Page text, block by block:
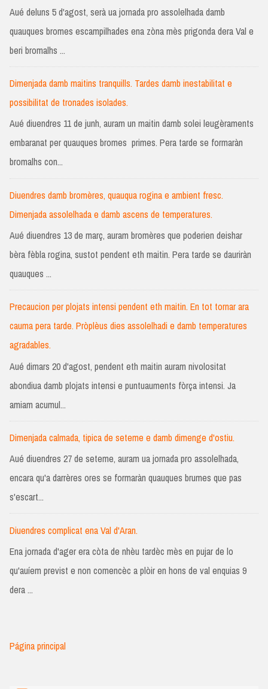
Aué deluns 5 d'agost, serà ua jornada pro assolelhada damb
quauques bromes escampilhades ena zòna mès prigonda dera Val e
beri bromalhs ...
Dimenjada damb maitins tranquills. Tardes damb inestabilitat e
possibilitat de tronades isolades.
Aué diuendres 11 de junh, auram un maitin damb solei leugèraments
embaranat per quauques bromes primes. Pera tarde se formaràn
bromalhs con...
Diuendres damb bromères, quauqua rogina e ambient fresc.
Dimenjada assolelhada e damb ascens de temperatures.
Aué diuendres 13 de març, auram bromères que poderien deishar
bèra fèbla rogina, sustot pendent eth maitin. Pera tarde se dauriràn
quauques ...
Precaucion per plojats intensi pendent eth maitin. En tot tornar ara
cauma pera tarde. Pròplèus dies assolelhadi e damb temperatures
agradables.
Aué dimars 20 d'agost, pendent eth maitin auram nivolositat
abondiua damb plojats intensi e puntuauments fòrça intensi. Ja
amiam acumul...
Dimenjada calmada, tipica de seteme e damb dimenge d'ostiu.
Aué diuendres 27 de seteme, auram ua jornada pro assolelhada,
encara qu'a darrères ores se formaràn quauques brumes que pas
s'escart...
Diuendres complicat ena Val d'Aran.
Ena jornada d'ager era còta de nhèu tardèc mès en pujar de lo
qu'auíem previst e non comencèc a plòir en hons de val enquias 9
dera ...
Página principal